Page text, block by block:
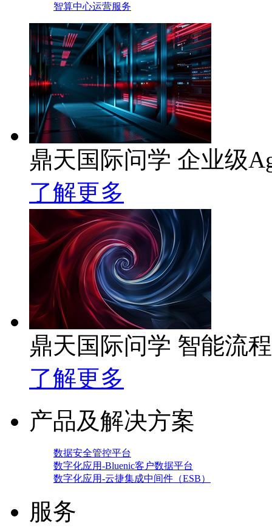
智算中心运营服务
鼎天国际问学 企业级
了解更多
鼎天国际问学 智能流
了解更多
产品及解决方案
数据安全管控平台
数字化应用-Bluenic客户数据平台
数字化应用-云捷集成中间件（ESB）
服务